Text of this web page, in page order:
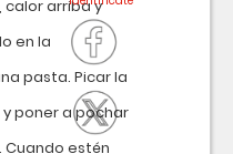
calor arriba y
en la
pasta. Picar la
poner a pochar
Cuando estén